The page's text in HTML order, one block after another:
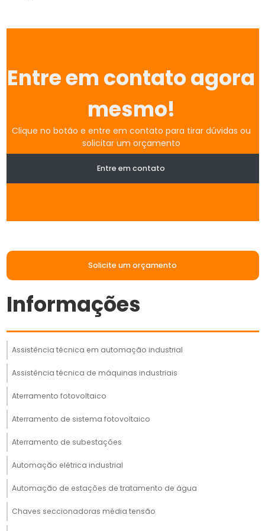
Entre em contato agora
mesmo!
Clique no botão e entre em contato para tirar dúvidas ou
solicitar um orçamento
Entre em contato
Solicite um orçamento
Informações
Assistência técnica em automação industrial
Assistência técnica de máquinas industriais
Aterramento fotovoltaico
Aterramento de sistema fotovoltaico
Aterramento de subestações
Automação elétrica industrial
Automação de estações de tratamento de água
Chaves seccionadoras média tensão